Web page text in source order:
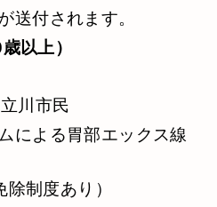
送付されます。
以上）
川市民
による胃部エックス線
除制度あり）